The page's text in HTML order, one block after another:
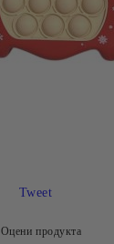
Tweet
Оцени продукта